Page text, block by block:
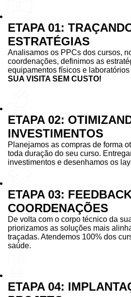
ETAPA 01:
ESTRATÉGIAS
Analisamos os PPCs dos cursos,
coordenações, definimos as
equipamentos físicos e laboratórios
SUA VISITA SEM CUSTO!
ETAPA 02:
INVESTIMENTOS
Planejamos as compras de forma
toda duração do seu curso.
investimentos e desenhamos os
ETAPA 03:
COORDENAÇÕES
De volta com o corpo técnico da
priorizamos as soluções mais
traçadas. Atendemos 100% dos
saúde.
ETAPA 04: